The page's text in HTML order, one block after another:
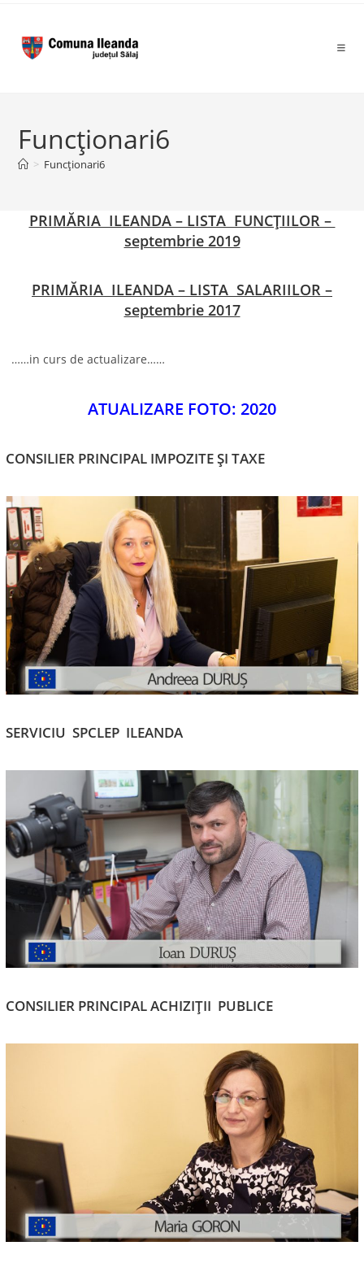
Funcţionari6
> Funcţionari6
PRIMĂRIA ILEANDA – LISTA FUNCȚIILOR –
septembrie 2019
PRIMĂRIA ILEANDA – LISTA SALARIILOR –
septembrie 2017
……in curs de actualizare……
ATUALIZARE FOTO: 2020
CONSILIER PRINCIPAL IMPOZITE ȘI TAXE
SERVICIU SPCLEP ILEANDA
CONSILIER PRINCIPAL ACHIZIȚII PUBLICE